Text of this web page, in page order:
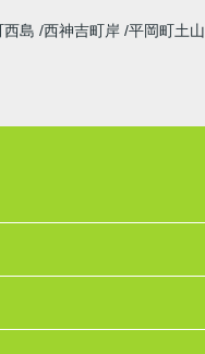
西島 西神吉町岸 平岡町土山